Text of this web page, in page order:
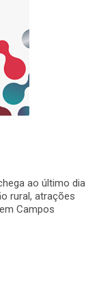
ao último dia
rural, atrações
Campos